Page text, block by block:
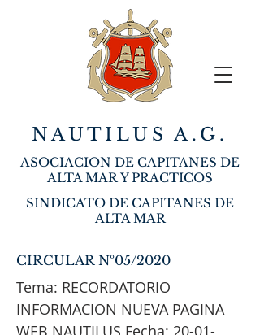
NAUTILUS A.G.
ASOCIACION DE CAPITANES DE
ALTA MAR Y PRACTICOS
SINDICATO DE CAPITANES DE
ALTA MAR
CIRCULAR Nº05/2020
Tema: RECORDATORIO
INFORMACION NUEVA PAGINA
WEB NAUTILUS Fecha: 20-01-